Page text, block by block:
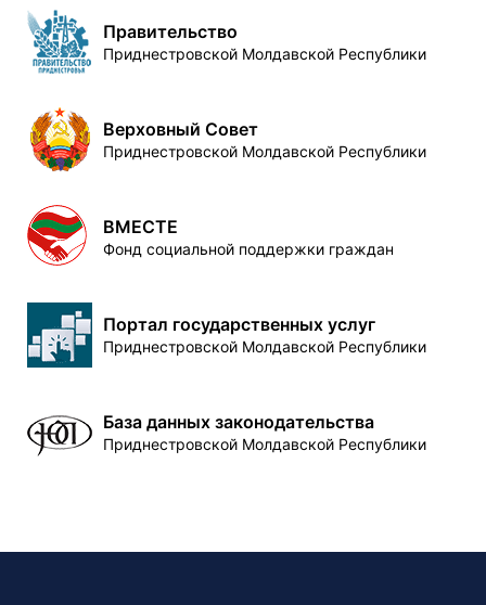
Правительство
Приднестровской Молдавской Республики
Верховный Совет
Приднестровской Молдавской Республики
ВМЕСТЕ
Фонд социальной поддержки граждан
Портал государственных услуг
Приднестровской Молдавской Республики
База данных законодательства
Приднестровской Молдавской Республики